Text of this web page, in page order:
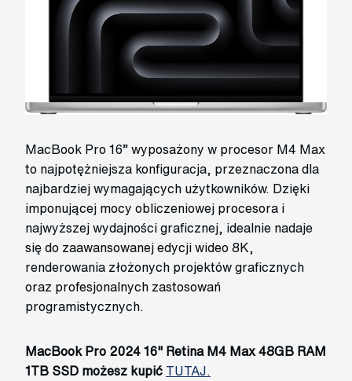
MacBook Pro 16” wyposażony w procesor M4 Max
to najpotężniejsza konfiguracja, przeznaczona dla
najbardziej wymagających użytkowników. Dzięki
imponującej mocy obliczeniowej procesora i
najwyższej wydajności graficznej, idealnie nadaje
się do zaawansowanej edycji wideo 8K,
renderowania złożonych projektów graficznych
oraz profesjonalnych zastosowań
programistycznych.
MacBook Pro 2024 16" Retina M4 Max 48GB RAM
1TB SSD możesz kupić TUTAJ.